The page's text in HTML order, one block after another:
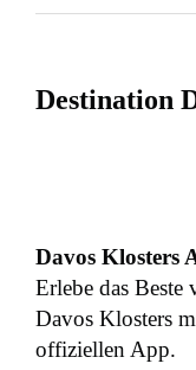
Destination
Davos Klosters
Erlebe das Beste
Davos Klosters
offiziellen App.